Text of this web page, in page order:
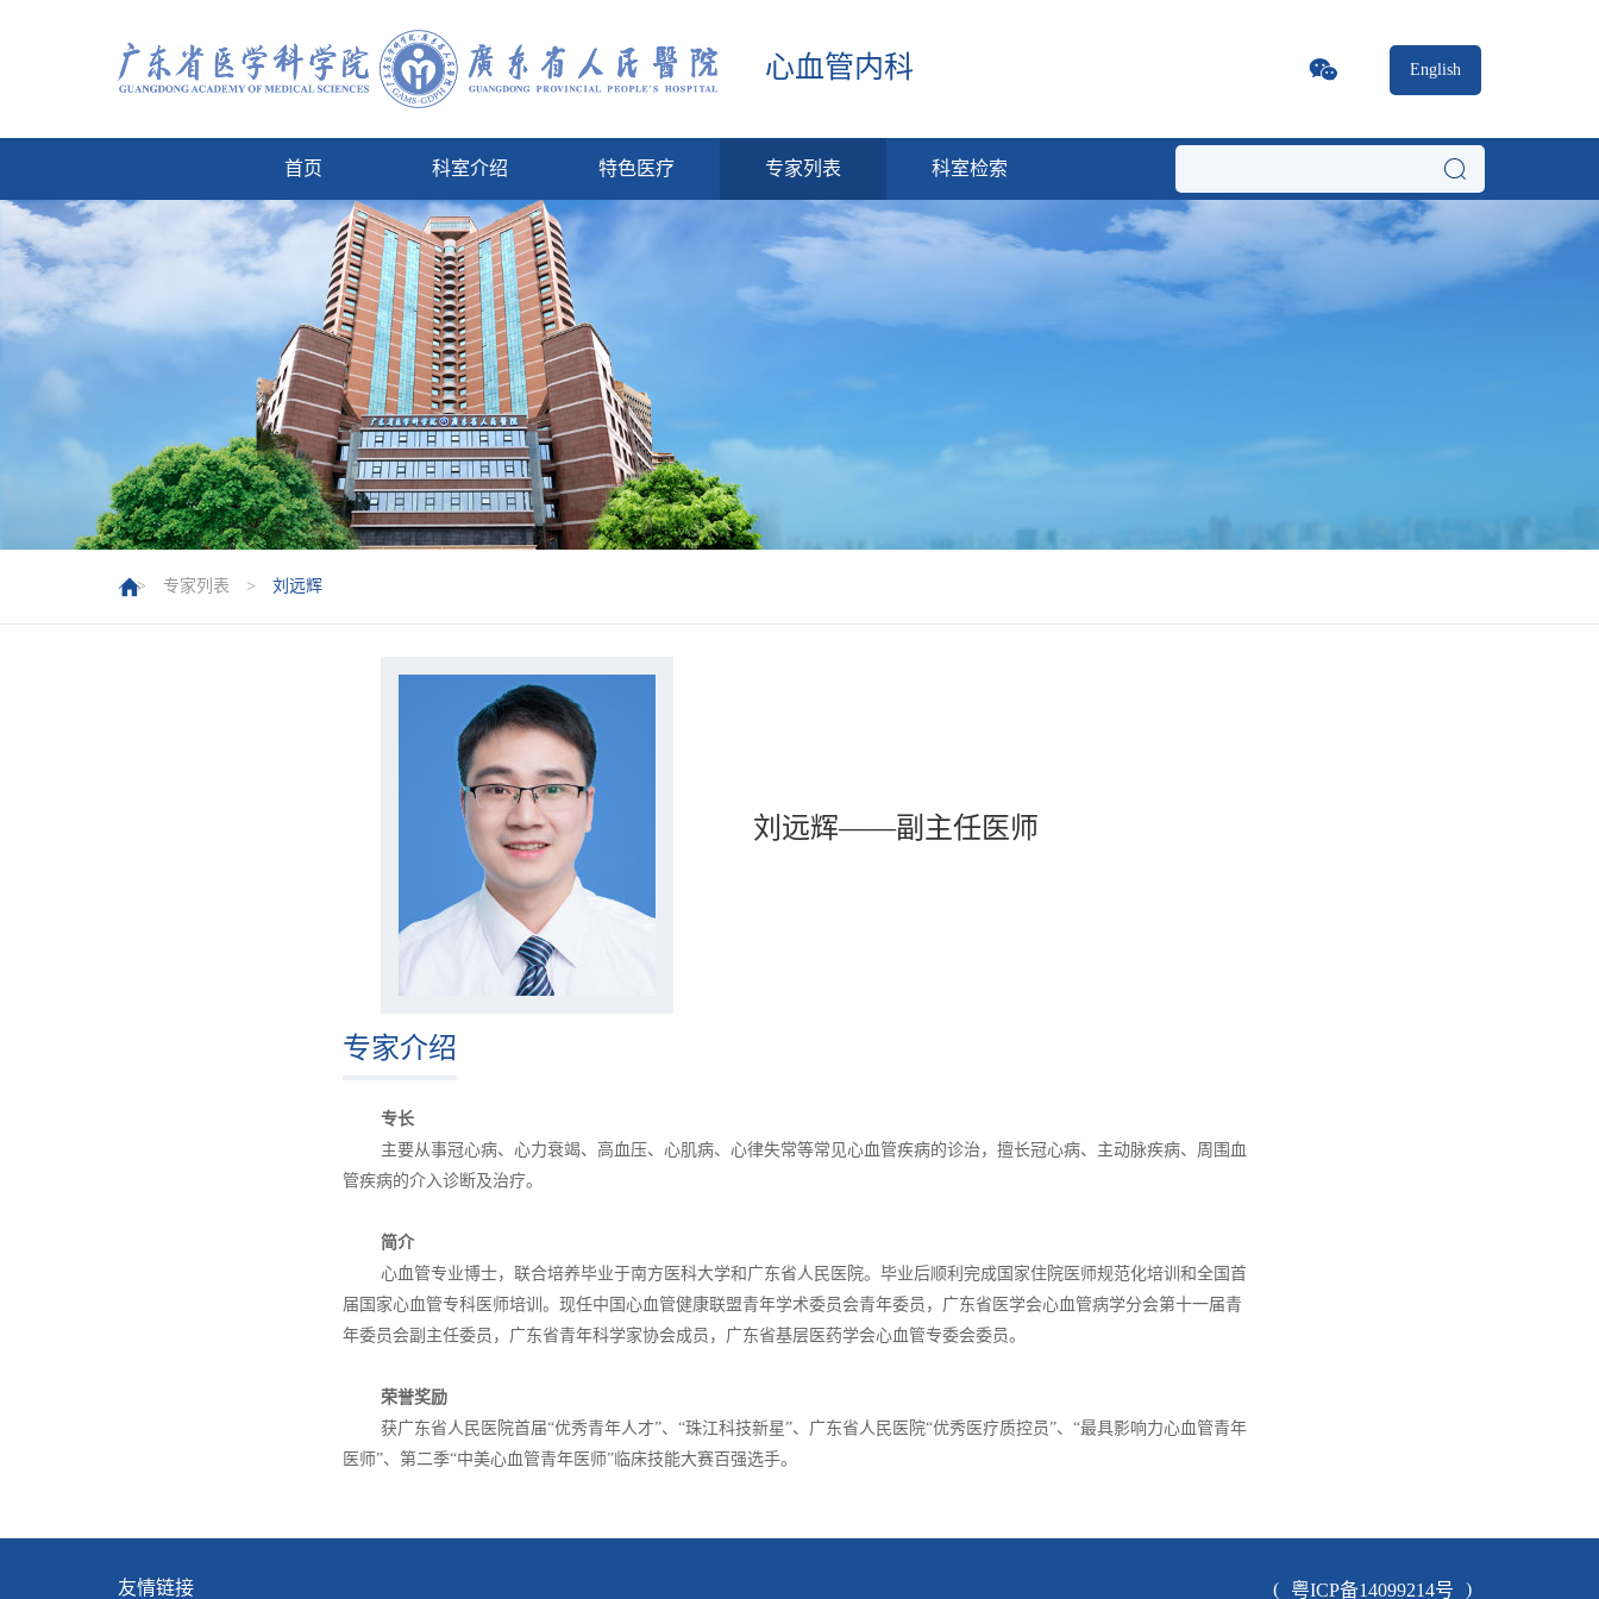
心血管内科 English
首页 科室介绍 特色医疗 专家列表 科室检索
> 专家列表 > 刘远辉
刘远辉——副主任医师
专家介绍
专长
主要从事冠心病、心力衰竭、高血压、心肌病、心律失常等常见心血管疾病的诊治，擅长冠心病、主动脉疾病、周围血
管疾病的介入诊断及治疗。
简介
心血管专业博士，联合培养毕业于南方医科大学和广东省人民医院。毕业后顺利完成国家住院医师规范化培训和全国首
届国家心血管专科医师培训。现任中国心血管健康联盟青年学术委员会青年委员，广东省医学会心血管病学分会第十一届青
年委员会副主任委员，广东省青年科学家协会成员，广东省基层医药学会心血管专委会委员。
荣誉奖励
获广东省人民医院首届“优秀青年人才”、“珠江科技新星”、广东省人民医院“优秀医疗质控员”、“最具影响力心血管青年
医师”、第二季“中美心血管青年医师”临床技能大赛百强选手。
友情链接 ( 粤ICP备14099214号 )